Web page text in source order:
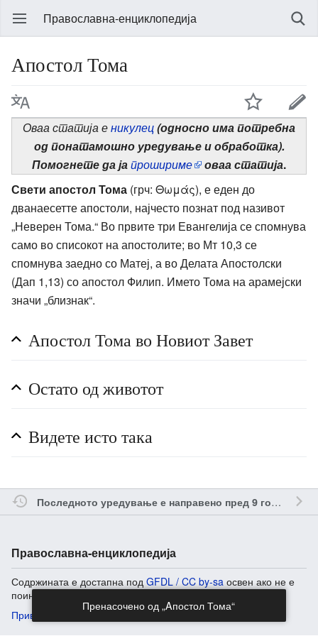
Православна-енциклопедија
Пренасочено од „Aпостол Тома“
Апостол Тома
Оваа статија еникулец(односно има потребна
од понатамошно уредување и обработка).
Помогнете да јапрошириме оваа статија.
Свети апостол Тома (грч: Θωμάς), е еден до
дванаесетте апостоли, најчесто познат под називот
„Неверен Тома.“ Во првите три Евангелија се спомнува
само во списокот на апостолите; во Мт 10,3 се
спомнува заедно со Матеј, а во Делата Апостолски
(Дап 1,13) со апостол Филип. Името Тома на арамејски
значи „близнак“.
Апостол Тома во Новиот Завет
Остато од животот
Видете исто така
Последното уредување е направено пред 9 години од
Православна-енциклопедија
Содржината е достапна под GFDL / CC by-sa освен ако не е
поинаку наведено.
Приватност
Обично